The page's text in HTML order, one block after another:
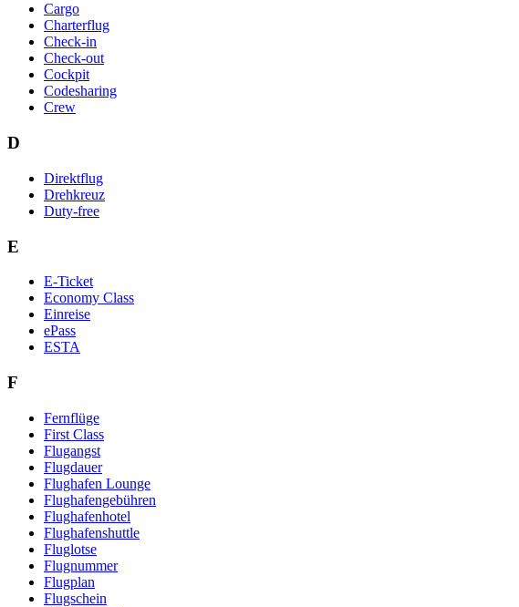
Cargo
Charterflug
Check-in
Check-out
Cockpit
Codesharing
Crew
D
Direktflug
Drehkreuz
Duty-free
E
E-Ticket
Economy Class
Einreise
ePass
ESTA
F
Fernflüge
First Class
Flugangst
Flugdauer
Flughafen Lounge
Flughafengebühren
Flughafenhotel
Flughafenshuttle
Fluglotse
Flugnummer
Flugplan
Flugschein